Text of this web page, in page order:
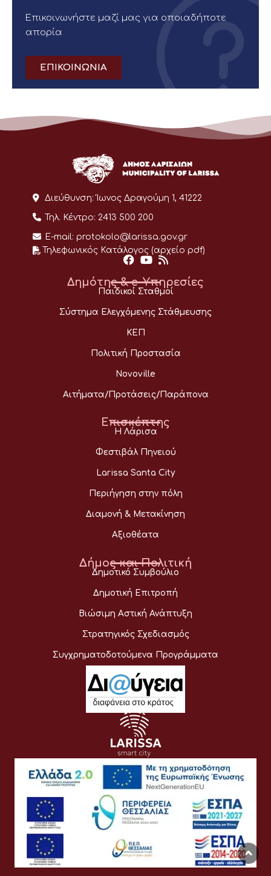
Επικοινωνήστε μαζί μας για οποιαδήποτε
απορία
ΕΠΙΚΟΙΝΩΝΙΑ
Διεύθυνση: Ίωνος Δραγούμη 1, 41222
Τηλ. Κέντρο: 2413 500 200
E-mail: protokolo@larissa.gov.gr
Τηλεφωνικός Κατάλογος (αρχείο pdf)
Δημότης & e-Υπηρεσίες
Παιδικοί Σταθμοί
Σύστημα Ελεγχόμενης Στάθμευσης
ΚΕΠ
Πολιτική Προστασία
Novoville
Αιτήματα/Προτάσεις/Παράπονα
Επισκέπτης
Η Λάρισα
Φεστιβάλ Πηνειού
Larissa Santa City
Περιήγηση στην πόλη
Διαμονή & Μετακίνηση
Αξιοθέατα
Δήμος και Πολιτική
Δημοτικό Συμβούλιο
Δημοτική Επιτροπή
Βιώσιμη Αστική Ανάπτυξη
Στρατηγικός Σχεδιασμός
Συγχρηματοδοτούμενα Προγράμματα